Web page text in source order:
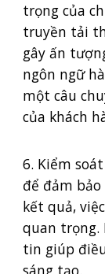
trọng của
truyền tải
gây ấn
ngôn ngữ
một câu
của khách
6. Kiểm
để đảm
kết quả,
quan trọng.
tin giúp
sáng tạo.